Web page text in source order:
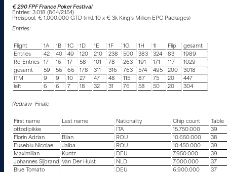
€ 290 FPF France Poker Festival
Entries: 3.018 (864/2.154)
Preispool: € 1.000.000 GTD (inkl. 10 x € 3k King’s Million EPC Packages)
Entries:
Flight 1A 1B 1C 1D 1E 1F 1G 1H 1I Flip
gesamt
Entries
42 40 49 120 210 238 500 383 324 83
1989
Re-Entries
17 16 17 58 101 78 263 191 171 117
1029
gesamt
59 56 66 178 311 316 763 574 495 200
3018
ITM
9 9 10 27 47 48 115 87 75 20
447
left
6 6 7 18 32 31 76 58 50 20 304
Redraw Finale
First name Last name Nationality Chip count
Table
ottodipikke
ITA 15.750.000
39
Florin Adrian
Bilan ROU 10.650.000
38
Eusebiu Nicolae
Jalba ROU 10.450.000
39
Maximilian
Kuntz DEU 7.950.000
39
Johannes Sijbrand Van Der Hulst NLD 7.000.000
37
Blue Tomato
DEU 6.900.000
37